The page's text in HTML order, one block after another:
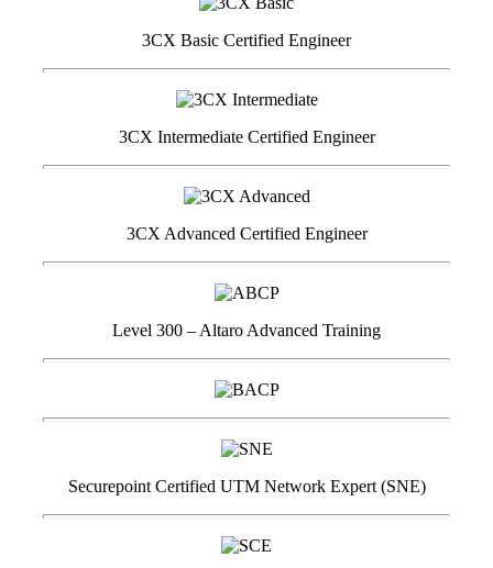
3CX Basic Certified Engineer
3CX Intermediate Certified Engineer
3CX Advanced Certified Engineer
Level 300 – Altaro Advanced Training
Securepoint Certified UTM Network Expert (SNE)